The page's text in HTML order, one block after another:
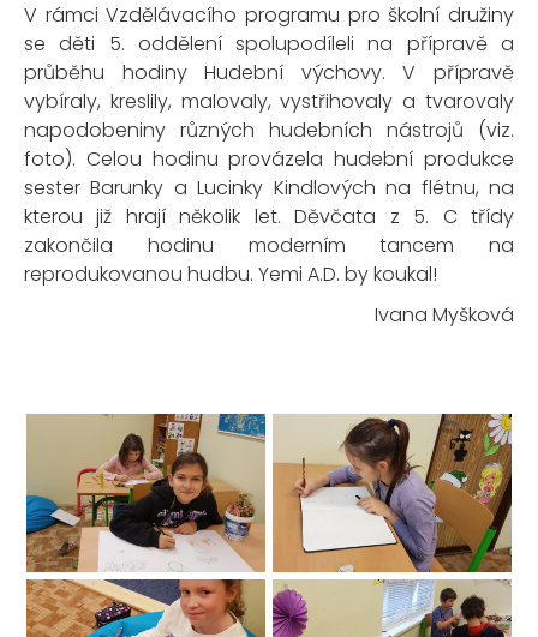
V rámci Vzdělávacího programu pro školní družiny
se děti 5. oddělení spolupodíleli na přípravě a
průběhu hodiny Hudební výchovy. V přípravě
vybíraly, kreslily, malovaly, vystřihovaly a tvarovaly
napodobeniny různých hudebních nástrojů (viz.
foto). Celou hodinu provázela hudební produkce
sester Barunky a Lucinky Kindlových na flétnu, na
kterou již hrají několik let. Děvčata z 5. C třídy
zakončila hodinu moderním tancem na
reprodukovanou hudbu. Yemi A.D. by koukal!
Ivana Myšková